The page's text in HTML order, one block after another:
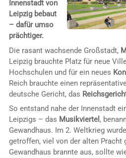
Innenstadt von
Leipzig bebaut
– dafür umso
prächtiger.
Die rasant wachsende Großstadt,
Leipzig brauchte Platz für neue
Hochschulen und für ein neues
Reich brauchte einen
deutsche Gericht, das
So entstand nahe der Innenstadt
Leipzigs – das Musikviertel ,
Gewandhaus. Im 2. Weltkrieg
getroffen, viel von der alten Pracht
Gewandhaus brannte aus, sollte